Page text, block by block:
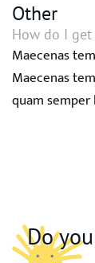
Other
How do I
Maecenas
Maecenas
quam semper
Do